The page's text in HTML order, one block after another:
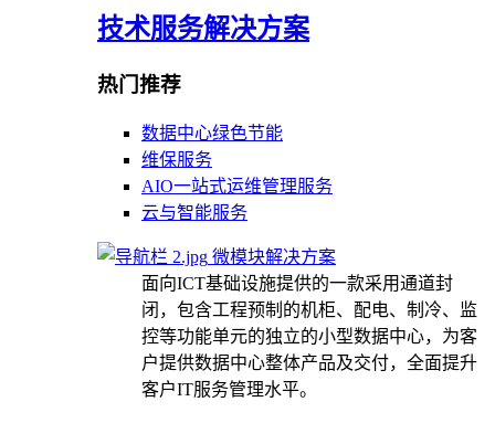
技术服务解决方案
热门推荐
数据中心绿色节能
维保服务
AIO一站式运维管理服务
云与智能服务
微模块解决方案
面向ICT基础设施提供的一款采用通道封
闭，包含工程预制的机柜、配电、制冷、监
控等功能单元的独立的小型数据中心，为客
户提供数据中心整体产品及交付，全面提升
客户IT服务管理水平。